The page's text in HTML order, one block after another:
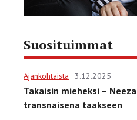
Suosituimmat
Ajankohtaista 3.12.2025
Takaisin mieheksi –
transnaisena taakseen